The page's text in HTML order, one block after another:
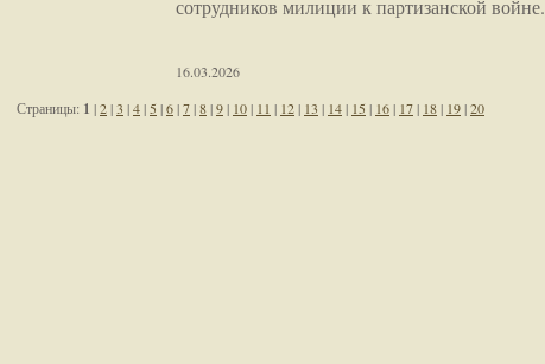
сотрудников милиции к партизанской войне.
16.03.2026
Страницы: 1 |2|3 |4| 5 |6|7|8|9| 10| 11 | 12| 13 | 14| 15 | 16| 17| 18| 19|20